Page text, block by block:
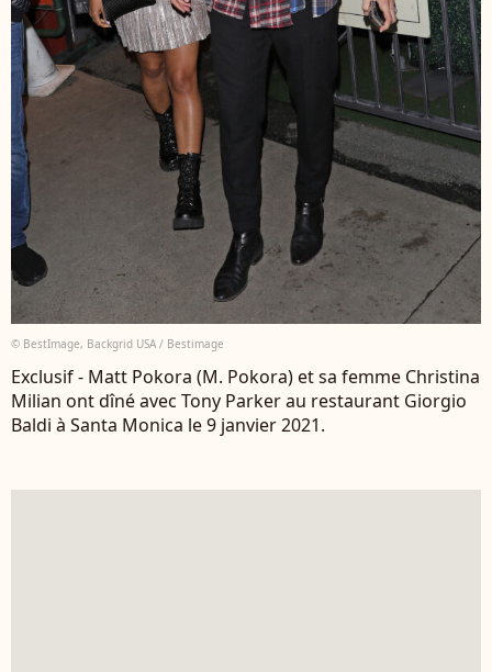
© BestImage, Backgrid USA / Bestimage
Exclusif - Matt Pokora (M. Pokora) et sa femme Christina
Milian ont dîné avec Tony Parker au restaurant Giorgio
Baldi à Santa Monica le 9 janvier 2021.